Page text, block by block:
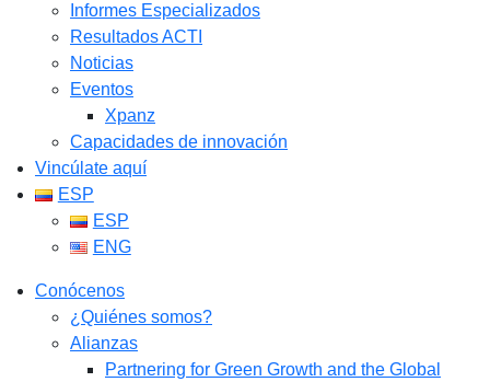
Informes Especializados
Resultados ACTI
Noticias
Eventos
Xpanz
Capacidades de innovación
Vincúlate aquí
ESP
ESP
ENG
Conócenos
¿Quiénes somos?
Alianzas
Partnering for Green Growth and the Global